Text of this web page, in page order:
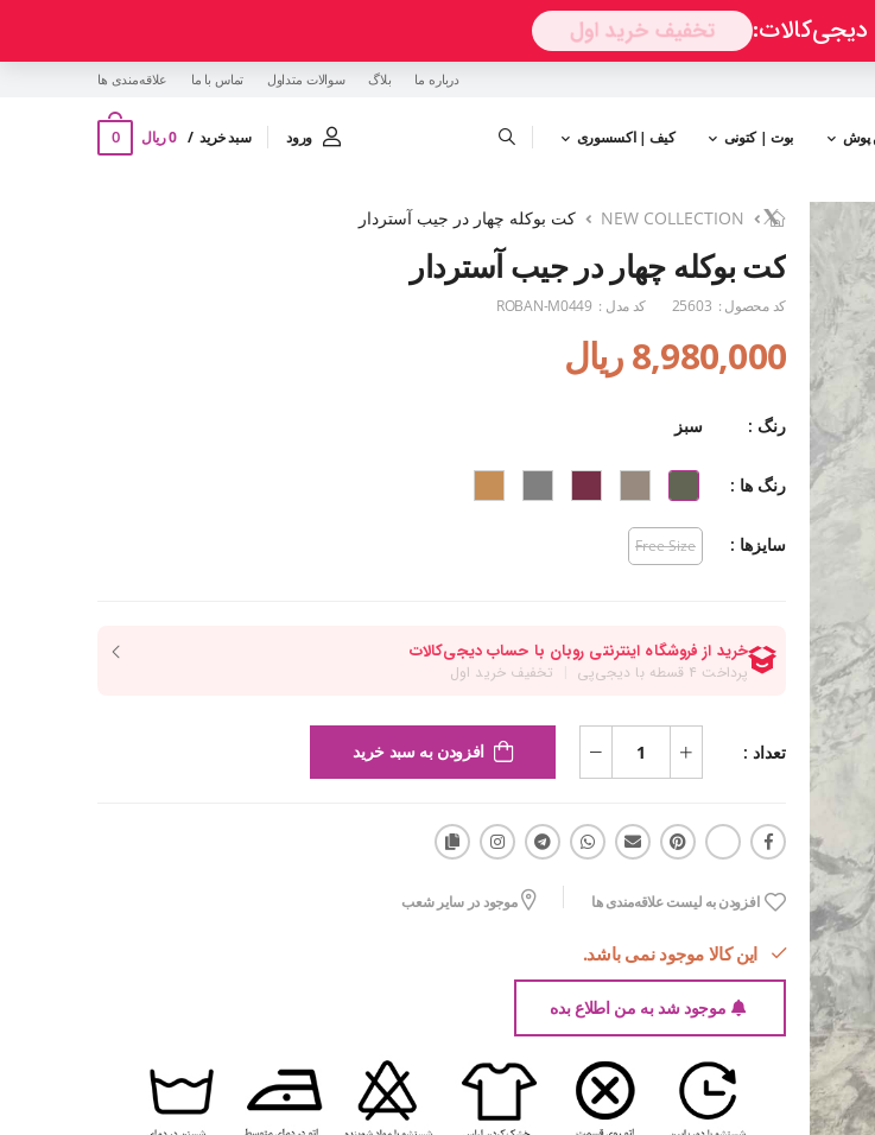
درباره ما بلاگ سوالات متداول تماس با ما ‌علاقه‌مندی ها
پوش بوت | کتونی کیف | اکسسوری ورود سبد خرید 0 ریال 0
NEW COLLECTION کت بوکله چهار در جیب آستردار
کت بوکله چهار در جیب آستردار
کد محصول : 25603 کد مدل : ROBAN-M0449
8,980,000 ریال
رنگ : سبز
رنگ ها :
سایزها : Free Size
تعداد : افزودن به سبد خرید
افزودن به لیست علاقه‌مندی ها موجود در سایر شعب
این کالا موجود نمی باشد.
موجود شد به من اطلاع بده